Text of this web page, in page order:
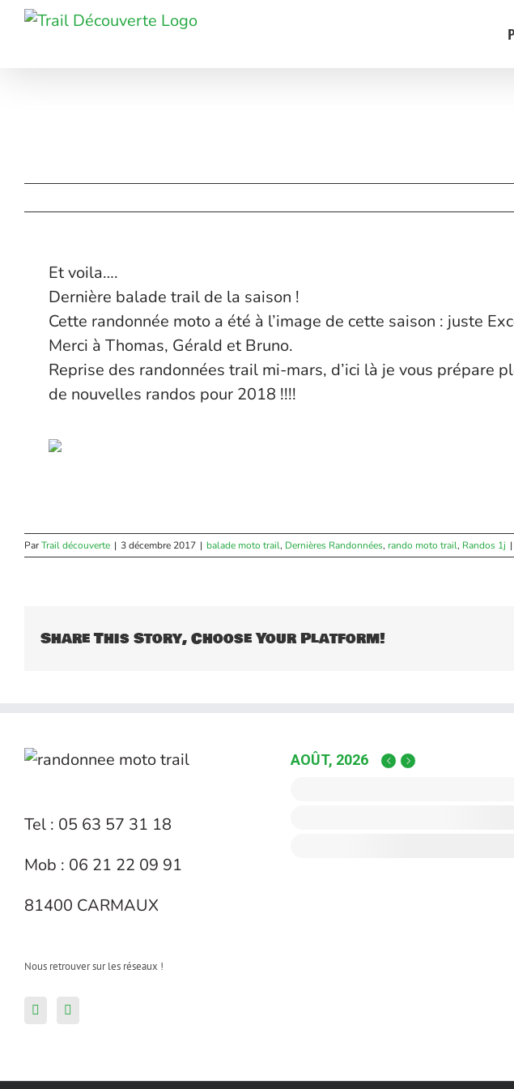
Passer
Et voila….
Dernière balade trail de la saison !
Cette randonnée moto a été à l’image de cette saison : juste
Merci à Thomas, Gérald et Bruno.
Reprise des randonnées trail mi-mars, d’ici là je vous prépare
de nouvelles randos pour 2018 !!!!
ParTrail découverte | 3 décembre 2017 | balade moto trail, Dernières Randonnées, rando moto trail, Randos 1j |
Share This Story, Choose Your Platform!
Tel : 05 63 57 31 18
Mob : 06 21 22 09 91
81400 CARMAUX
Nous retrouver sur les réseaux !
AOÛT, 2026